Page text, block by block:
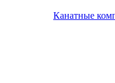
Канатные